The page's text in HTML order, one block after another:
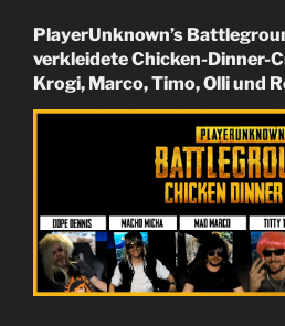
PlayerUnknown’s
verkleidete Chicken-Dinner-
Krogi, Marco, Timo, Olli und